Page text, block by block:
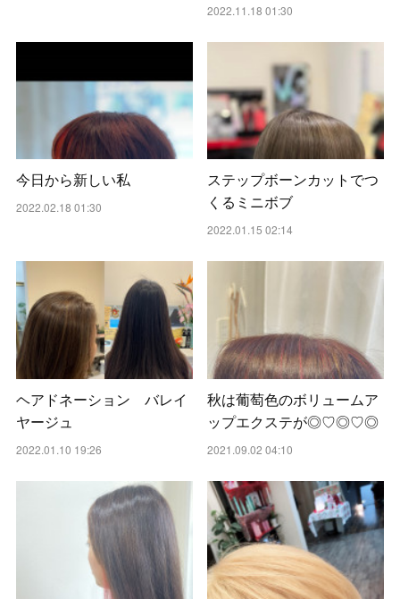
2022.11.18 01:30
今日から新しい私
2022.02.18 01:30
ステップボーンカットでつ
くるミニボブ
2022.01.15 02:14
ヘアドネーション バレイ
ヤージュ
2022.01.10 19:26
秋は葡萄色のボリュームア
ップエクステが◎♡◎♡◎
2021.09.02 04:10